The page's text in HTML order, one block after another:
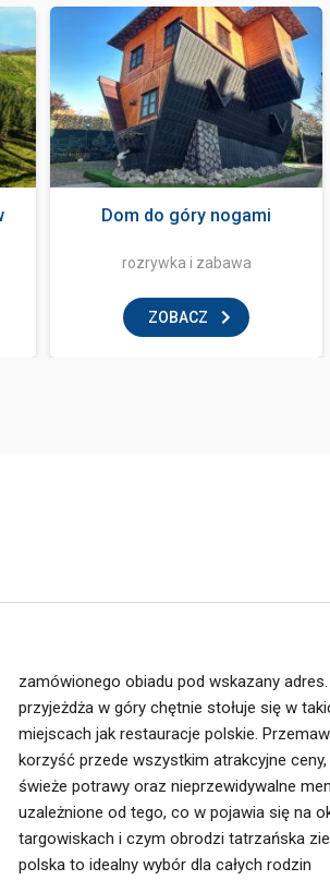
Dom do góry nogami
rozrywka i zabawa
ZOBACZ
zamówionego obiadu pod wskazany
przyjeżdża w góry chętnie stołuje się w
miejscach jak restauracje polskie.
korzyść przede wszystkim atrakcyjne
świeże potrawy oraz nieprzewidywalne